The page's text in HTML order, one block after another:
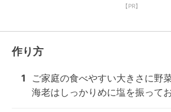
【PR】
作り方
1
ご家庭の食べやすい大きさに野
海老はしっかりめに塩を振ってお